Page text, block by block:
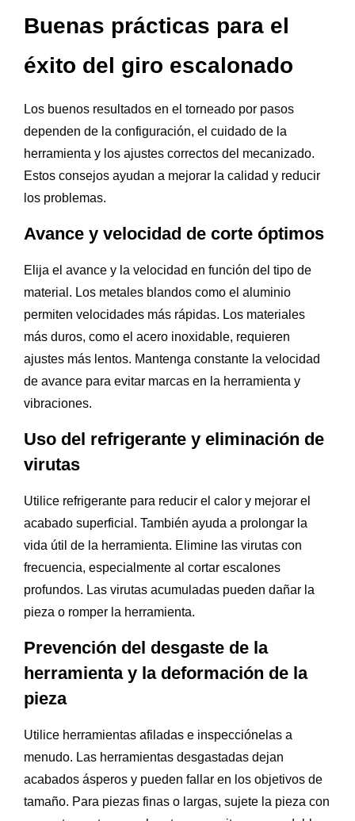
Buenas prácticas para el
éxito del giro escalonado
Los buenos resultados en el torneado por pasos
dependen de la configuración, el cuidado de la
herramienta y los ajustes correctos del mecanizado.
Estos consejos ayudan a mejorar la calidad y reducir
los problemas.
Avance y velocidad de corte óptimos
Elija el avance y la velocidad en función del tipo de
material. Los metales blandos como el aluminio
permiten velocidades más rápidas. Los materiales
más duros, como el acero inoxidable, requieren
ajustes más lentos. Mantenga constante la velocidad
de avance para evitar marcas en la herramienta y
vibraciones.
Uso del refrigerante y eliminación de
virutas
Utilice refrigerante para reducir el calor y mejorar el
acabado superficial. También ayuda a prolongar la
vida útil de la herramienta. Elimine las virutas con
frecuencia, especialmente al cortar escalones
profundos. Las virutas acumuladas pueden dañar la
pieza o romper la herramienta.
Prevención del desgaste de la
herramienta y la deformación de la
pieza
Utilice herramientas afiladas e inspecciónelas a
menudo. Las herramientas desgastadas dejan
acabados ásperos y pueden fallar en los objetivos de
tamaño. Para piezas finas o largas, sujete la pieza con